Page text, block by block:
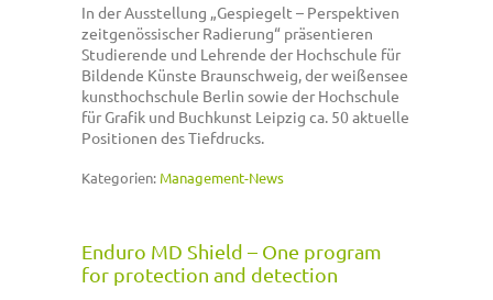
In der Ausstellung „Gespiegelt – Perspektiven
zeitgenössischer Radierung“ präsentieren
Studierende und Lehrende der Hochschule für
Bildende Künste Braunschweig, der weißensee
kunsthochschule Berlin sowie der Hochschule
für Grafik und Buchkunst Leipzig ca. 50 aktuelle
Positionen des Tiefdrucks.
Kategorien: Management-News
Enduro MD Shield – One program
for protection and detection